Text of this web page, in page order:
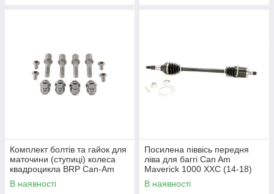
Комплект болтів та гайок для
маточини (ступиці) колеса
квадроцикла BRP Can-Am
Outlander
500/570/650/800/850 AllBalls
В наявності
Посилена піввісь передня
ліва для баггі Can Am
Maverick 1000 XXC (14-18)
0214-1377, 705401875,
705401368 INTERPARTS
В наявності